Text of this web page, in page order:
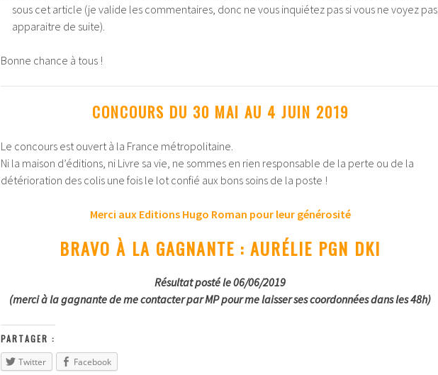
sous cet article (je valide les commentaires, donc ne vous inquiétez pas si vous ne voyez pas
apparaitre de suite).
Bonne chance à tous !
CONCOURS DU 30 MAI AU 4 JUIN 2019
Le concours est ouvert à la France métropolitaine.
Ni la maison d’éditions, ni Livre sa vie, ne sommes en rien responsable de la perte ou de la
détérioration des colis une fois le lot confié aux bons soins de la poste !
Merci aux Editions Hugo Roman pour leur générosité
BRAVO À LA GAGNANTE : AURÉLIE PGN DKI
Résultat posté le 06/06/2019
(merci à la gagnante de me contacter par MP pour me laisser ses coordonnées dans les 48h)
PARTAGER :
Twitter
Facebook